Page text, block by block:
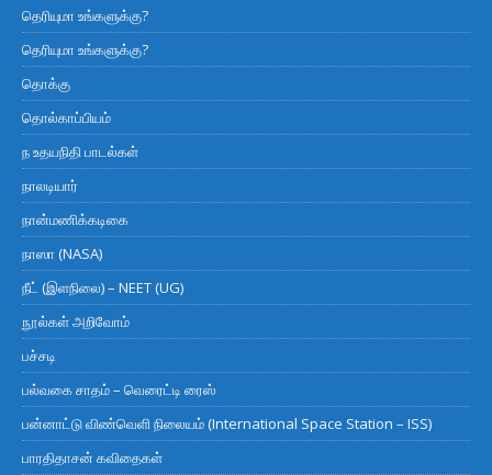
தெரியுமா உங்களுக்கு?
தெரியுமா உங்களுக்கு?
தொக்கு
தொல்காப்பியம்
ந உதயநிதி பாடல்கள்
நாலடியார்
நான்மணிக்கடிகை
நாஸா (NASA)
நீட் (இளநிலை) – NEET (UG)
நூல்கள் அறிவோம்
பச்சடி
பல்வகை சாதம் – வெரைட்டி ரைஸ்
பன்னாட்டு விண்வெளி நிலையம் (International Space Station – ISS)
பாரதிதாசன் கவிதைகள்